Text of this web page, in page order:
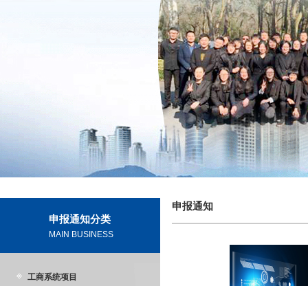
申报通知分类
MAIN BUSINESS
工商系统项目
申报通知